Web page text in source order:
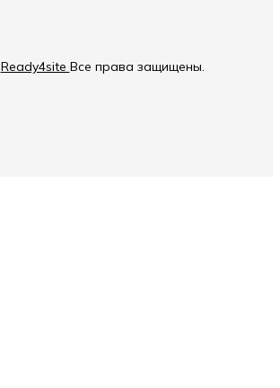
Ready4site Все права защищены.